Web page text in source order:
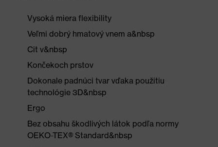
Vysoká miera flexibility
Veľmi dobrý hmatový vnem a&nbsp
Cit v&nbsp
Končekoch prstov
Dokonale padnúci tvar vďaka použitiu
technológie 3D&nbsp
Ergo
Bez obsahu škodlivých látok podľa normy
OEKO-TEX® Standard&nbsp